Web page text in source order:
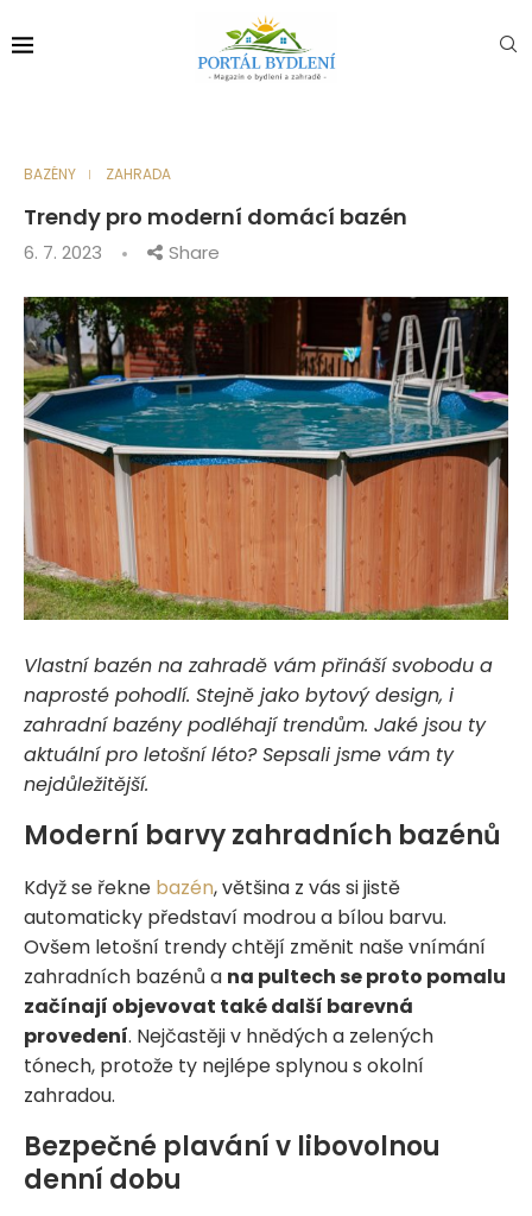
BAZÉNY ZAHRADA
Trendy pro moderní domácí bazén
6. 7. 2023 Share
Vlastní bazén na zahradě vám přináší svobodu a
naprosté pohodlí. Stejně jako bytový design, i
zahradní bazény podléhají trendům. Jaké jsou ty
aktuální pro letošní léto? Sepsali jsme vám ty
nejdůležitější.
Moderní barvy zahradních bazénů
Když se řekne bazén, většina z vás si jistě
automaticky představí modrou a bílou barvu.
Ovšem letošní trendy chtějí změnit naše vnímání
zahradních bazénů a na pultech se proto pomalu
začínají objevovat také další barevná
provedení. Nejčastěji v hnědých a zelených
tónech, protože ty nejlépe splynou s okolní
zahradou.
Bezpečné plavání v libovolnou
denní dobu